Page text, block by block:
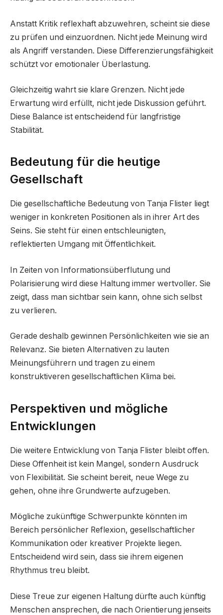
Anstatt Kritik reflexhaft abzuwehren, scheint sie diese
zu prüfen und einzuordnen. Nicht jede Meinung wird
als Angriff verstanden. Diese Differenzierungsfähigkeit
schützt vor emotionaler Überlastung.
Gleichzeitig wahrt sie klare Grenzen. Nicht jede
Erwartung wird erfüllt, nicht jede Diskussion geführt.
Diese Balance ist entscheidend für langfristige
Stabilität.
Bedeutung für die heutige
Gesellschaft
Die gesellschaftliche Bedeutung von Tanja Flister liegt
weniger in konkreten Positionen als in ihrer Art des
Seins. Sie steht für einen entschleunigten,
reflektierten Umgang mit Öffentlichkeit.
In Zeiten von Informationsüberflutung und
Polarisierung wird diese Haltung immer wertvoller. Sie
zeigt, dass man sichtbar sein kann, ohne sich selbst
zu verlieren.
Gerade deshalb gewinnen Persönlichkeiten wie sie an
Relevanz. Sie bieten Alternativen zu lauten
Meinungsführern und tragen zu einem
konstruktiveren gesellschaftlichen Klima bei.
Perspektiven und mögliche
Entwicklungen
Die weitere Entwicklung von Tanja Flister bleibt offen.
Diese Offenheit ist kein Mangel, sondern Ausdruck
von Flexibilität. Sie scheint bereit, neue Wege zu
gehen, ohne ihre Grundwerte aufzugeben.
Mögliche zukünftige Schwerpunkte könnten im
Bereich persönlicher Reflexion, gesellschaftlicher
Kommunikation oder kreativer Projekte liegen.
Entscheidend wird sein, dass sie ihrem eigenen
Rhythmus treu bleibt.
Diese Treue zur eigenen Haltung dürfte auch künftig
Menschen ansprechen, die nach Orientierung jenseits